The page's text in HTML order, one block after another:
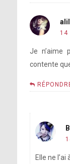
14
Je n’aime
contente
Elle ne l’ai